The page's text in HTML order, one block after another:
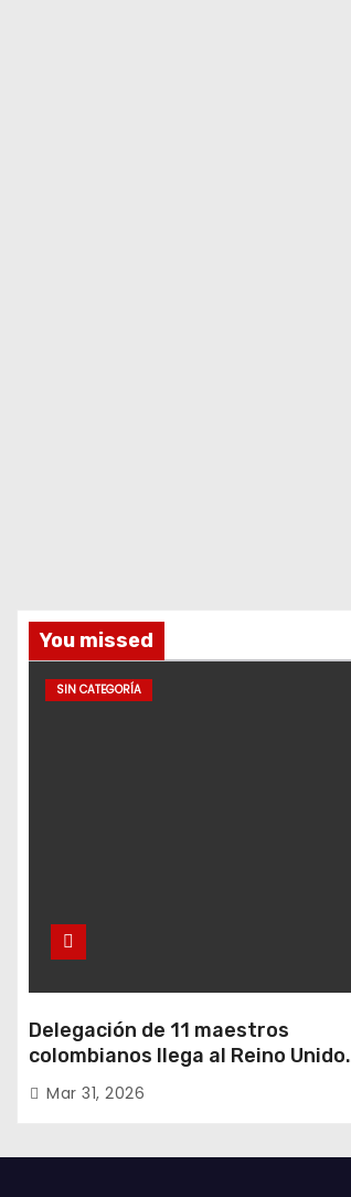
You missed
SIN CATEGORÍA
Delegación de 11 maestros
colombianos llega al Reino Unido:
entre ellos, una destacada
profesora de Ubaté
Mar 31, 2026